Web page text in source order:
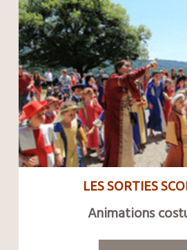
LES SORTIES
Animations